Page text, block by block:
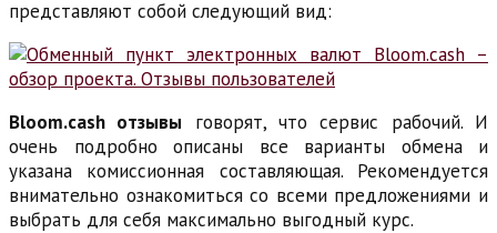
представляют собой следующий вид:
Bloom.cash отзывы говорят, что сервис рабочий. И
очень подробно описаны все варианты обмена и
указана комиссионная составляющая. Рекомендуется
внимательно ознакомиться со всеми предложениями и
выбрать для себя максимально выгодный курс.